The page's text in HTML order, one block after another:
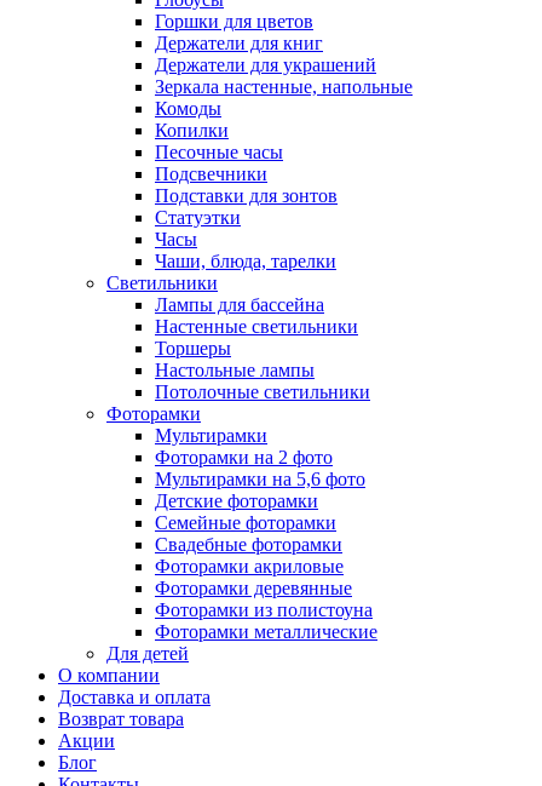
Горшки для цветов
Держатели для книг
Держатели для украшений
Зеркала настенные, напольные
Комоды
Копилки
Песочные часы
Подсвечники
Подставки для зонтов
Статуэтки
Часы
Чаши, блюда, тарелки
Светильники
Лампы для бассейна
Настенные светильники
Торшеры
Настольные лампы
Потолочные светильники
Фоторамки
Мультирамки
Фоторамки на 2 фото
Мультирамки на 5,6 фото
Детские фоторамки
Семейные фоторамки
Свадебные фоторамки
Фоторамки акриловые
Фоторамки деревянные
Фоторамки из полистоуна
Фоторамки металлические
Для детей
О компании
Доставка и оплата
Возврат товара
Акции
Блог